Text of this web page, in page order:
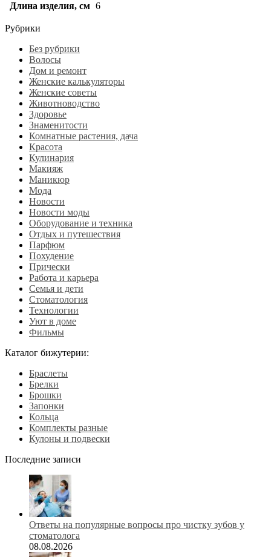
Длина изделия, см 6
Рубрики
Без рубрики
Волосы
Дом и ремонт
Женские калькуляторы
Женские советы
Животноводство
Здоровье
Знаменитости
Комнатные растения, дача
Красота
Кулинария
Макияж
Маникюр
Мода
Новости
Новости моды
Оборудование и техника
Отдых и путешествия
Парфюм
Похудение
Прически
Работа и карьера
Семья и дети
Стоматология
Технологии
Уют в доме
Фильмы
Каталог бижутерии:
Браслеты
Брелки
Брошки
Запонки
Кольца
Комплекты разные
Кулоны и подвески
Последние записи
Ответы на популярные вопросы про чистку зубов у
стоматолога
08.08.2026